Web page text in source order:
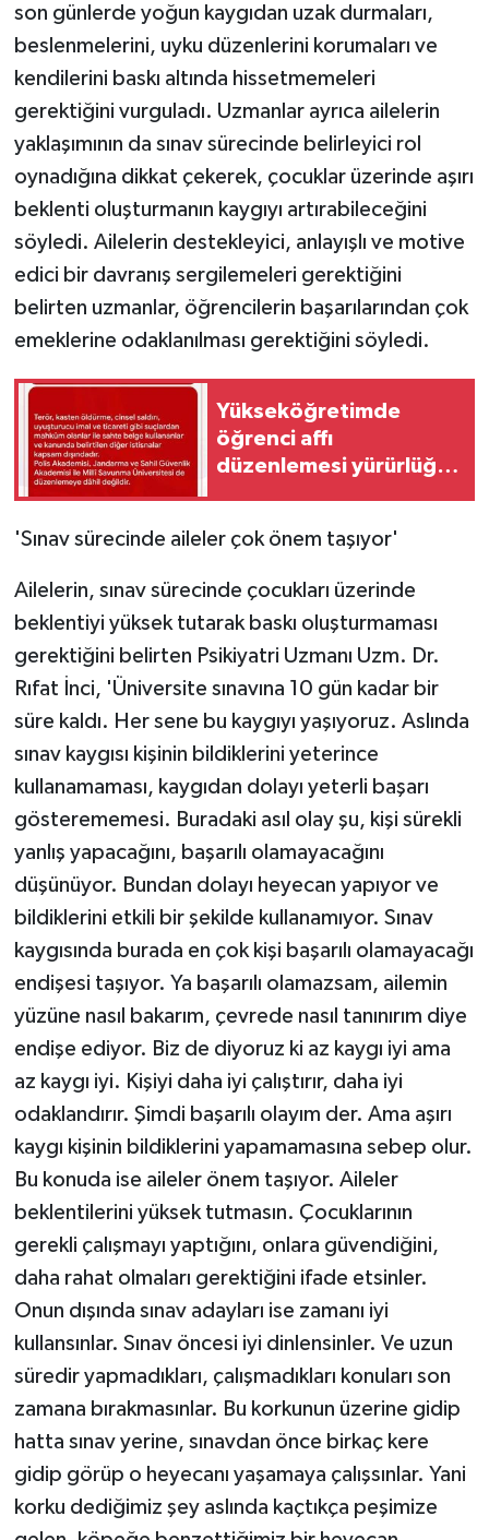
son günlerde yoğun kaygıdan uzak durmaları,
beslenmelerini, uyku düzenlerini korumaları ve
kendilerini baskı altında hissetmemeleri
gerektiğini vurguladı. Uzmanlar ayrıca ailelerin
yaklaşımının da sınav sürecinde belirleyici rol
oynadığına dikkat çekerek, çocuklar üzerinde aşırı
beklenti oluşturmanın kaygıyı artırabileceğini
söyledi. Ailelerin destekleyici, anlayışlı ve motive
edici bir davranış sergilemeleri gerektiğini
belirten uzmanlar, öğrencilerin başarılarından çok
emeklerine odaklanılması gerektiğini söyledi.
Yükseköğretimde
öğrenci affı
düzenlemesi yürürlüğe
'Sınav sürecinde aileler çok önem taşıyor'
Ailelerin, sınav sürecinde çocukları üzerinde
beklentiyi yüksek tutarak baskı oluşturmaması
gerektiğini belirten Psikiyatri Uzmanı Uzm. Dr.
Rıfat İnci, 'Üniversite sınavına 10 gün kadar bir
süre kaldı. Her sene bu kaygıyı yaşıyoruz. Aslında
sınav kaygısı kişinin bildiklerini yeterince
kullanamaması, kaygıdan dolayı yeterli başarı
gösterememesi. Buradaki asıl olay şu, kişi sürekli
yanlış yapacağını, başarılı olamayacağını
düşünüyor. Bundan dolayı heyecan yapıyor ve
bildiklerini etkili bir şekilde kullanamıyor. Sınav
kaygısında burada en çok kişi başarılı olamayacağı
endişesi taşıyor. Ya başarılı olamazsam, ailemin
yüzüne nasıl bakarım, çevrede nasıl tanınırım diye
endişe ediyor. Biz de diyoruz ki az kaygı iyi ama
az kaygı iyi. Kişiyi daha iyi çalıştırır, daha iyi
odaklandırır. Şimdi başarılı olayım der. Ama aşırı
kaygı kişinin bildiklerini yapamamasına sebep olur.
Bu konuda ise aileler önem taşıyor. Aileler
beklentilerini yüksek tutmasın. Çocuklarının
gerekli çalışmayı yaptığını, onlara güvendiğini,
daha rahat olmaları gerektiğini ifade etsinler.
Onun dışında sınav adayları ise zamanı iyi
kullansınlar. Sınav öncesi iyi dinlensinler. Ve uzun
süredir yapmadıkları, çalışmadıkları konuları son
zamana bırakmasınlar. Bu korkunun üzerine gidip
hatta sınav yerine, sınavdan önce birkaç kere
gidip görüp o heyecanı yaşamaya çalışsınlar. Yani
korku dediğimiz şey aslında kaçtıkça peşimize
Kadın
KÜLTÜR SANAT
MAGAZİN
Otomobil
POLİTİKA
Sağlık
SPOR HABERLERİ
TEKNOLOJİ
ÜLKE GÜNDEMİ
YAŞAM
YEREL
Yerel Haberler